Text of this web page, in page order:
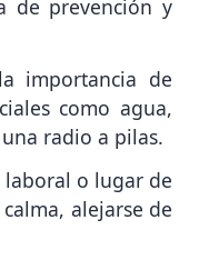
de prevención y
importancia de
como agua,
radio a pilas.
laboral o lugar de
alejarse de